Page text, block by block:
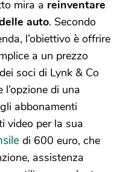
mira a reinventare
auto. Secondo
l’obiettivo è offrire
a un prezzo
soci di Lynk & Co
di una
abbonamenti
video per la sua
di 600 euro, che
assistenza